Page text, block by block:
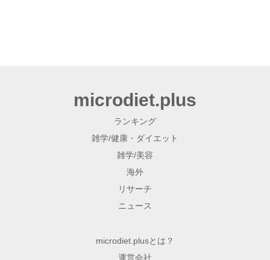
microdiet.plus
ランキング
雑学/健康・ダイエット
雑学/美容
海外
リサーチ
ニュース
microdiet.plusとは？
運営会社